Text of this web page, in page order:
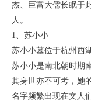
杰、巨富大儒长眠于
人。
1、苏小小
苏小小墓位于杭州西
苏小小是南北朝时期
其身世亦不可考，她
名字频繁出现在文人